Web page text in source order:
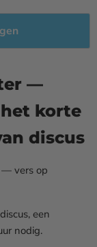
—
korte
discus
— vers op
een
nodig.